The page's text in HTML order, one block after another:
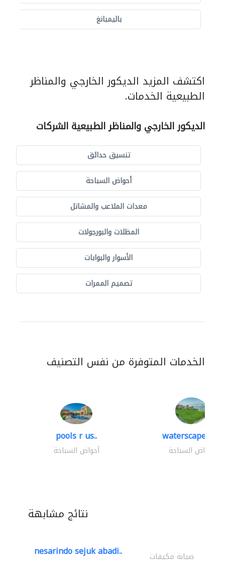
باليمبانغ
اكتشف المزيد الديكور الخارجي والمناظر
الطبيعية الخدمات.
الديكور الخارجي والمناظر الطبيعية الشركات
تنسيق حدائق
أحواض السباحة
معدات الملاعب والمشاتل
المظلات والبورجولات
الأسوار والبوابات
تصميم الممرات
الخدمات المتوفرة من نفس التصنيف
pools r us..
أحواض السباحة
waterscapes llc
أحواض السباحة
نتائج مشابهة
nesarindo sejuk abadi.. صيانة مكيفات